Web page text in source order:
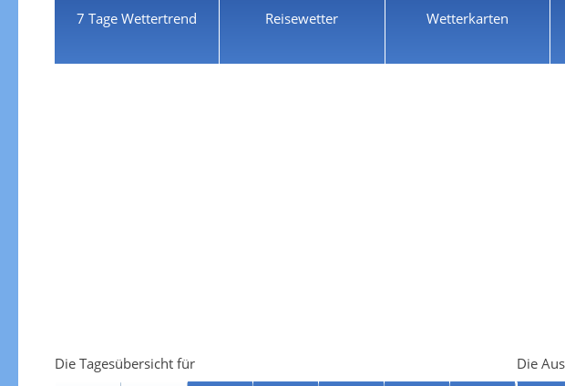
7 Tage Wettertrend Reisewetter Wetterkarten
Die Tagesübersicht für Die